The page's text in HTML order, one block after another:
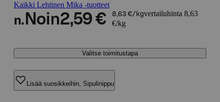
Kaikki Lehtinen Mika -tuotteet
n. Noin2,59 € 8,63 €/kgvertailuhinta 8,63
€/kg
Valitse toimitustapa
Lisää suosikkeihin, Sipulinippu